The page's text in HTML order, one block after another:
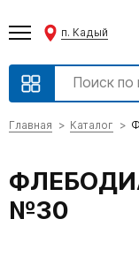
п. Кадый
Главная Каталог
№30